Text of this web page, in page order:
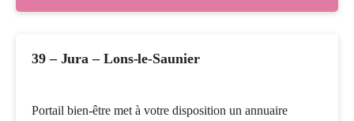
39 – Jura – Lons-le-Saunier
Portail bien-être met à votre disposition un annuaire